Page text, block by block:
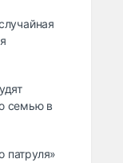
семью в
патруля»